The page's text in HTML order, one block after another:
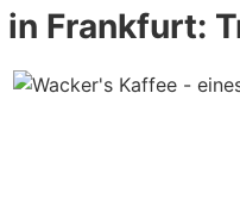
Frankfurt: